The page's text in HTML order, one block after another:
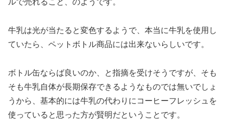
ルで売れること、のようです。
牛乳は光が当たると変色するようで、本当に牛乳を使用し
ていたら、ペットボトル商品には出来ないらしいです。
ボトル缶ならば良いのか、と指摘を受けそうですが、そも
そも牛乳自体が長期保存できるようなものでは無いでしょ
うから、基本的には牛乳の代わりにコーヒーフレッシュを
使っていると思った方が賢明だということです。